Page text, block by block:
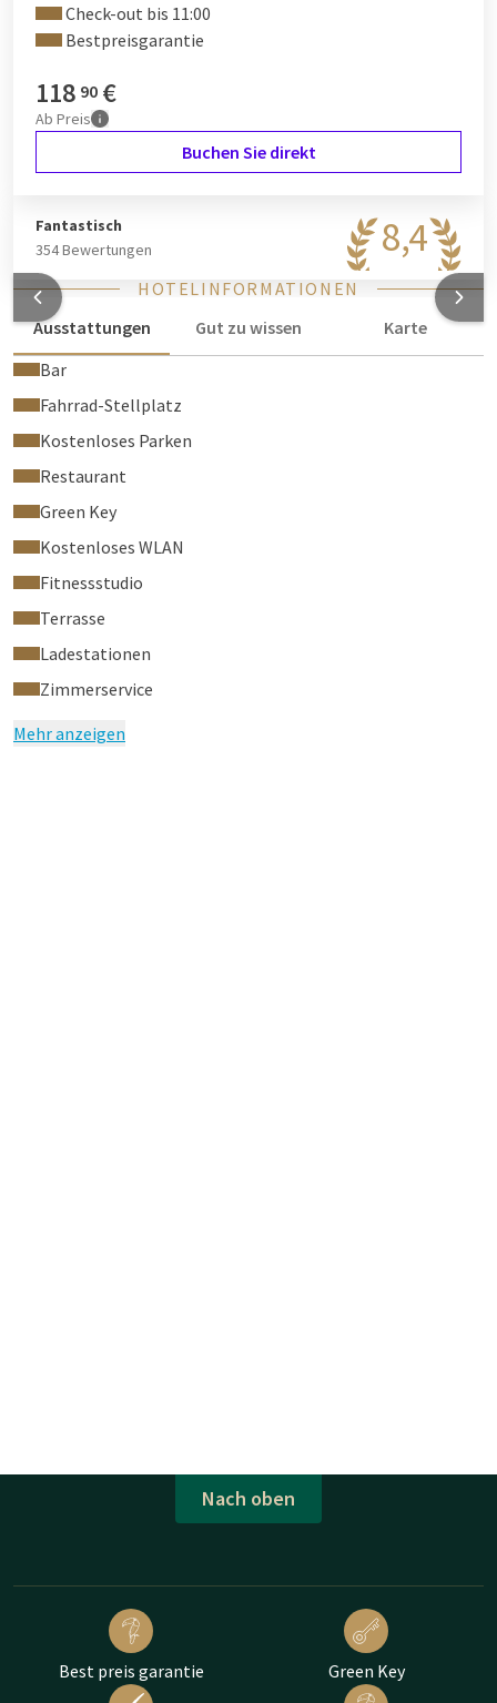
Check-out bis 11:00
Bestpreisgarantie
118 90 €
Ab Preis
Buchen Sie direkt
8,4
Fantastisch
354 Bewertungen
HOTELINFORMATIONEN
Ausstattungen
Gut zu wissen
Karte
Bar
Fahrrad-Stellplatz
Kostenloses Parken
Restaurant
Green Key
Kostenloses WLAN
Fitnessstudio
Terrasse
Ladestationen
Zimmerservice
Mehr anzeigen
Nach oben
Best preis garantie Green Key